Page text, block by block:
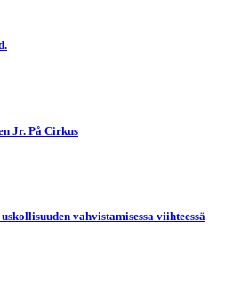
Jr. På Cirkus
vahvistamisessa viihteessä